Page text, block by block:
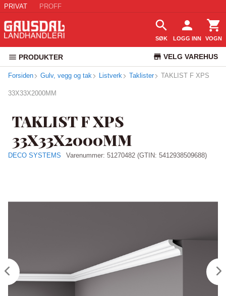
PRIVAT PROFF
SØK LOGG INN VOGN
PRODUKTER VELG VAREHUS
KUNDESERVICE
Forsiden Gulv, vegg og tak Listverk Taklister TAKLIST F XPS
33X33X2000MM
TAKLIST F XPS
33X33X2000MM
DECO SYSTEMS Varenummer: 51270482 (GTIN: 5412938509688)